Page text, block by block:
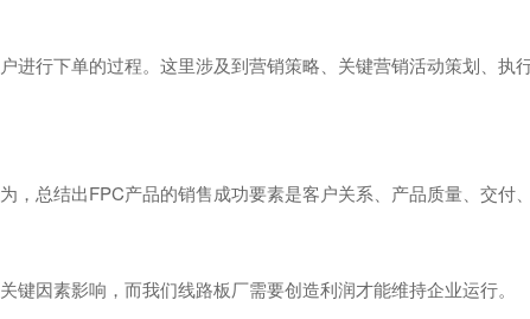
行下单的过程。这里涉及到营销策略、关键营销活动策划、执行
总结出FPC产品的销售成功要素是客户关系、产品质量、交付、
因素影响，而我们线路板厂需要创造利润才能维持企业运行。